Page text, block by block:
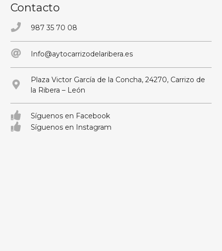
Contacto
987 35 70 08
Info@aytocarrizodelaribera.es
Plaza Victor García de la Concha, 24270, Carrizo de
la Ribera – León
Síguenos en Facebook
Síguenos en Instagram